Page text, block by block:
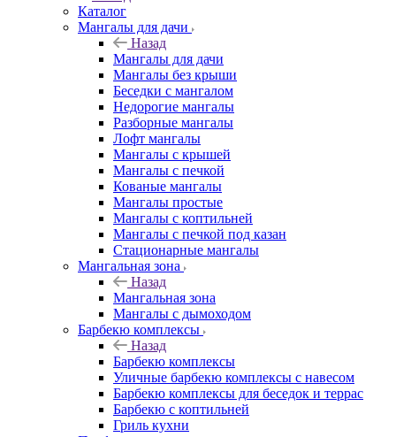
Каталог
Мангалы для дачи
Назад
Мангалы для дачи
Мангалы без крыши
Беседки с мангалом
Недорогие мангалы
Разборные мангалы
Лофт мангалы
Мангалы с крышей
Мангалы с печкой
Кованые мангалы
Мангалы простые
Мангалы с коптильней
Мангалы с печкой под казан
Стационарные мангалы
Мангальная зона
Назад
Мангальная зона
Мангалы с дымоходом
Барбекю комплексы
Назад
Барбекю комплексы
Уличные барбекю комплексы с навесом
Барбекю комплексы для беседок и террас
Барбекю с коптильней
Гриль кухни